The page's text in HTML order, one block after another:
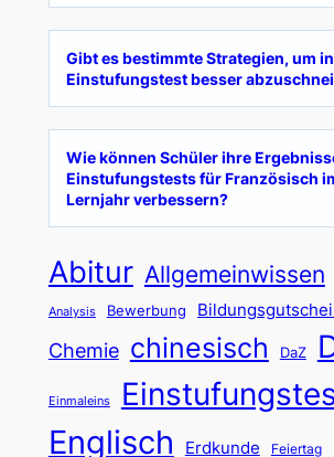
Gibt es bestimmte Strategien, um
Einstufungstest besser
Wie können Schüler ihre
Einstufungstests für Französisch
Lernjahr verbessern?
Abitur Allgemeinwissen
Analysis Bewerbung
Chemie chinesisch DaZ
Einmaleins
Englisch Erdkunde Feiertag